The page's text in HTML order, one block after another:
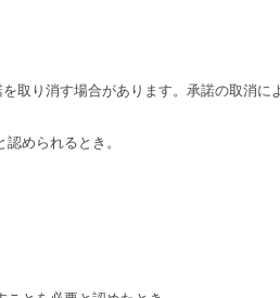
取り消す場合があります。承諾の取消
められるとき。